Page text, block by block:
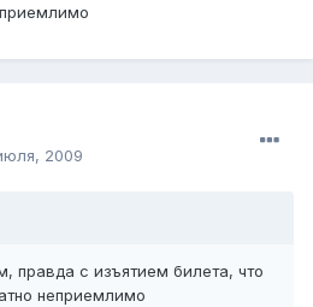
2009
правда с изъятием билета, что
неприемлимо